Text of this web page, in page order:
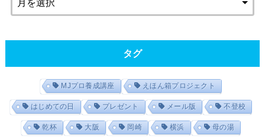
タグ
MJプロ養成講座 えほん箱プロジェクト
はじめての日 プレゼント メール版 不登校
乾杯 大阪 岡崎 横浜 母の湯